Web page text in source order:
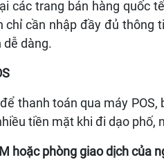
các trang bán hàng quốc
chỉ cần nhập đầy đủ thông
dễ dàng.
thanh toán qua máy
tiền mặt khi đi dạo phố,
hoặc phòng giao dịch của